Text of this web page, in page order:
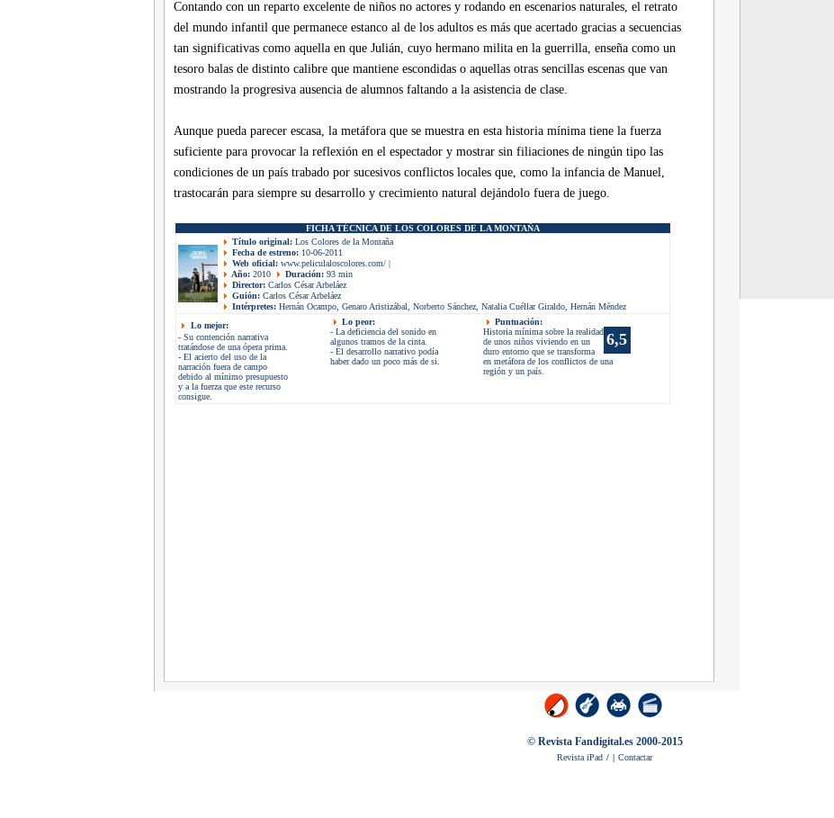
Contando con un reparto excelente de niños no actores y rodando en escenarios naturales, el retrato
del mundo infantil que permanece estanco al de los adultos es más que acertado gracias a secuencias
tan significativas como aquella en que Julián, cuyo hermano milita en la guerrilla, enseña como un
tesoro balas de distinto calibre que mantiene escondidas o aquellas otras sencillas escenas que van
mostrando la progresiva ausencia de alumnos faltando a la asistencia de clase.
Aunque pueda parecer escasa, la metáfora que se muestra en esta historia mínima tiene la fuerza
suficiente para provocar la reflexión en el espectador y mostrar sin filiaciones de ningún tipo las
condiciones de un país trabado por sucesivos conflictos locales que, como la infancia de Manuel,
trastocarán para siempre su desarrollo y crecimiento natural dejándolo fuera de juego.
FICHA TÉCNICA DE LOS COLORES DE LA MONTAÑA
Título original: Los Colores de la Montaña
Fecha de estreno: 10-06-2011
Web oficial: www.peliculaloscolores.com/ |
Año: 2010 Duración: 93 min
Director: Carlos César Arbeláez
Guión: Carlos César Arbeláez
Intérpretes: Hernán Ocampo, Genaro Aristizábal, Norberto Sánchez, Natalia Cuéllar Giraldo, Hernán Méndez
Lo mejor:
- Su contención narrativa
tratándose de una ópera prima.
- El acierto del uso de la
narración fuera de campo
debido al mínimo presupuesto
y a la fuerza que este recurso
consigue.
Lo peor:
- La deficiencia del sonido en
algunos tramos de la cinta.
- El desarrollo narrativo podía
haber dado un poco más de si.
Puntuación:
6,5
Historia mínima sobre la realidad
de unos niños viviendo en un
duro entorno que se transforma
en metáfora de los conflictos de una
región y un país.
© Revista Fandigital.es 2000-2015
Revista iPad / | Contactar